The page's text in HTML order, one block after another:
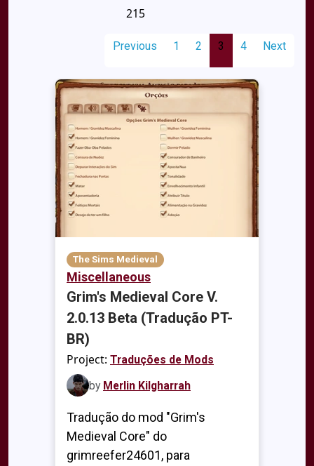
215
Previous 1 2 3 4 Next
The Sims Medieval
Miscellaneous
Grim's Medieval Core V.
2.0.13 Beta (Tradução PT-
BR)
Project: Traduções de Mods
by Merlin Kilgharrah
Tradução do mod "Grim's
Medieval Core" do
grimreefer24601, para